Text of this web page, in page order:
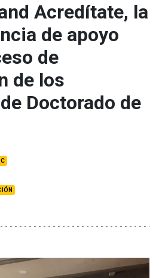
Acredítate, la
de apoyo
de
de los
Doctorado de